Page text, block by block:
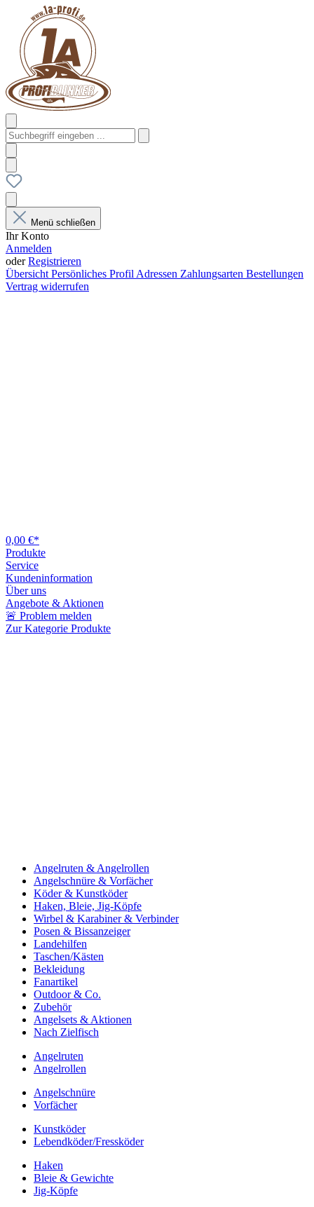
Menü schließen
Ihr Konto
Anmelden
oderRegistrieren
Übersicht Persönliches Profil Adressen Zahlungsarten Bestellungen
Vertrag widerrufen
0,00 €*
Produkte
Service
Kundeninformation
Über uns
Angebote & Aktionen
🚨 Problem melden
Zur Kategorie Produkte
Angelruten & Angelrollen
Angelschnüre & Vorfächer
Köder & Kunstköder
Haken, Bleie, Jig-Köpfe
Wirbel & Karabiner & Verbinder
Posen & Bissanzeiger
Landehilfen
Taschen/Kästen
Bekleidung
Fanartikel
Outdoor & Co.
Zubehör
Angelsets & Aktionen
Nach Zielfisch
Angelruten
Angelrollen
Angelschnüre
Vorfächer
Kunstköder
Lebendköder/Fressköder
Haken
Bleie & Gewichte
Jig-Köpfe